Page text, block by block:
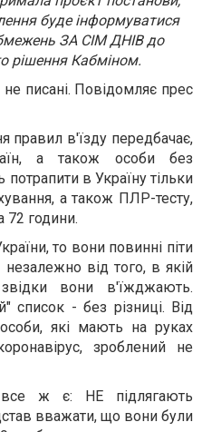
буде інформуватися
ЗА СІМ ДНІВ до
рішення Кабміном.
писані. Повідомляє прес
правил в'їзду передбачає,
а також особи без
в Україну тільки
а також ПЛР-тесту,
72 години.
то вони повинні піти
від того, в якій
звідки вони в'їжджають.
список - без різниці. Від
особи, які мають на руках
зроблений не
ж є: НЕ підлягають
вважати, що вони були